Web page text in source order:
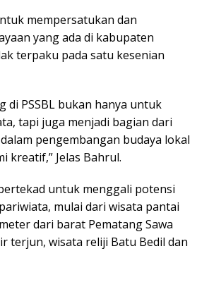
mempersatukan dan
yang ada di kabupaten
terpaku pada satu kesenian
di PSSBL bukan hanya untuk
tapi juga menjadi bagian dari
pengembangan budaya lokal
kreatif,” Jelas Bahrul.
untuk menggali potensi
mulai dari wisata pantai
dari barat Pematang Sawa
terjun, wisata reliji Batu Bedil dan